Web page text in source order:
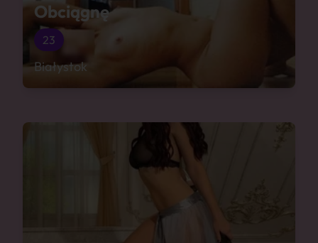
Obciągnę
23
Białystok